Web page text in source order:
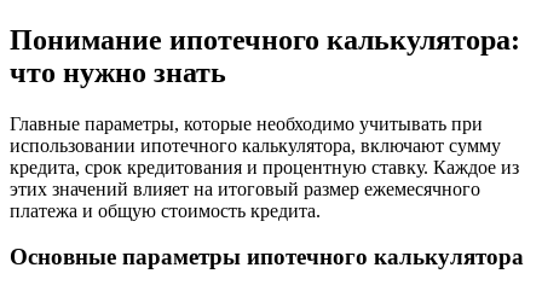
Понимание ипотечного калькулятора:
что нужно знать
Главные параметры, которые необходимо учитывать при
использовании ипотечного калькулятора, включают сумму
кредита, срок кредитования и процентную ставку. Каждое из
этих значений влияет на итоговый размер ежемесячного
платежа и общую стоимость кредита.
Основные параметры ипотечного калькулятора